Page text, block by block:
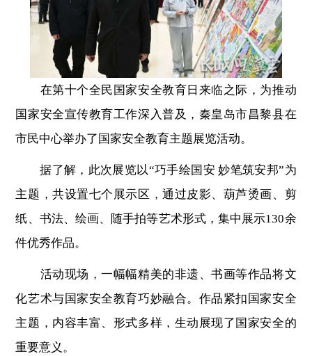
在第十个全民国家安全教育日来临之际，为推动
国家安全宣传教育工作深入普及，秦皇岛市昌黎县在
市民中心举办了国家安全教育主题展览活动。
据了解，此次展览以“巧手绘国安 妙笔筑安邦”为
主题，共设置七个展示区，通过皮影、葫芦烫画、剪
纸、书法、绘画、随手拍等艺术形式，集中展示130余
件优秀作品。
活动现场，一幅幅精美的非遗、书画等作品将文
化艺术与国家安全教育巧妙融合。作品紧扣国家安全
主题，内容丰富、形式多样，生动展现了国家安全的
重要意义。